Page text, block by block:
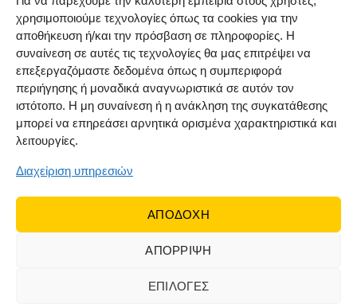
χρησιμοποιούμε τεχνολογίες όπως τα cookies για την
αποθήκευση ή/και την πρόσβαση σε πληροφορίες. Η
συναίνεση σε αυτές τις τεχνολογίες θα μας επιτρέψει να
επεξεργαζόμαστε δεδομένα όπως η συμπεριφορά
περιήγησης ή μοναδικά αναγνωριστικά σε αυτόν τον
ιστότοπο. Η μη συναίνεση ή η ανάκληση της συγκατάθεσης
μπορεί να επηρεάσει αρνητικά ορισμένα χαρακτηριστικά και
λειτουργίες.
Διαχείριση υπηρεσιών
ΑΠΟΔΟΧΗ
ΑΠΟΡΡΙΨΗ
ΕΠΙΛΟΓΕΣ
Όροι χρήσης
Cookie Policy (EU)
ΑΚΟΛΟΥΘΗΣΤΕ ΜΑΣ
Web development